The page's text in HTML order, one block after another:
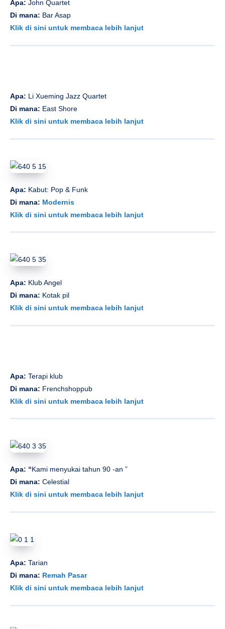
Apa: John Quartet
Di mana: Bar Asap
Klik di sini untuk membaca lebih lanjut
Apa: Li Xueming Jazz Quartet
Di mana: East Shore
Klik di sini untuk membaca lebih lanjut
Apa: Kabut: Pop & Funk
Di mana: Modernis
Klik di sini untuk membaca lebih lanjut
Apa: Klub Angel
Di mana: Kotak pil
Klik di sini untuk membaca lebih lanjut
Apa: Terapi klub
Di mana: Frenchshoppub
Klik di sini untuk membaca lebih lanjut
Apa: “Kami menyukai tahun 90 -an ”
Di mana: Celestial
Klik di sini untuk membaca lebih lanjut
Apa: Tarian
Di mana: Remah Pasar
Klik di sini untuk membaca lebih lanjut